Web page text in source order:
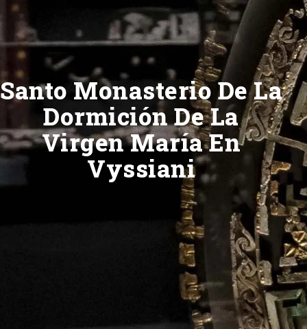
Santo Monasterio De La
Dormición De La
Virgen María En
Vyssiani